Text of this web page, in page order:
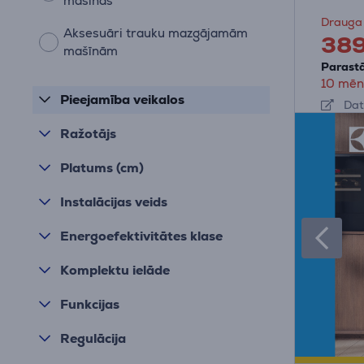
Aksesuāri trauku mazgājamām
mašīnām
Pieejamība veikalos
Ražotājs
Platums (cm)
Instalācijas veids
Energoefektivitātes klase
Komplektu ielāde
Funkcijas
Regulācija
10